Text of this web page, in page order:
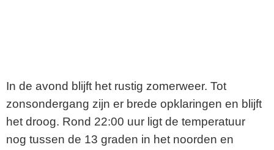
In de avond blijft het rustig zomerweer. Tot
zonsondergang zijn er brede opklaringen en blijft
het droog. Rond 22:00 uur ligt de temperatuur
nog tussen de 13 graden in het noorden en